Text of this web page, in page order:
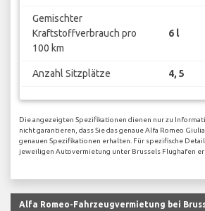
Gemischter
Kraftstoffverbrauch pro
100 km
6 l
Anzahl Sitzplätze 4, 5
Die angezeigten Spezifikationen dienen nur zu
nicht garantieren, dass Sie das genaue Alfa Romeo
genauen Spezifikationen erhalten. Für spezifische
jeweiligen Autovermietung unter Brussels Flughafen
Alfa Romeo-Fahrzeugvermietung bei